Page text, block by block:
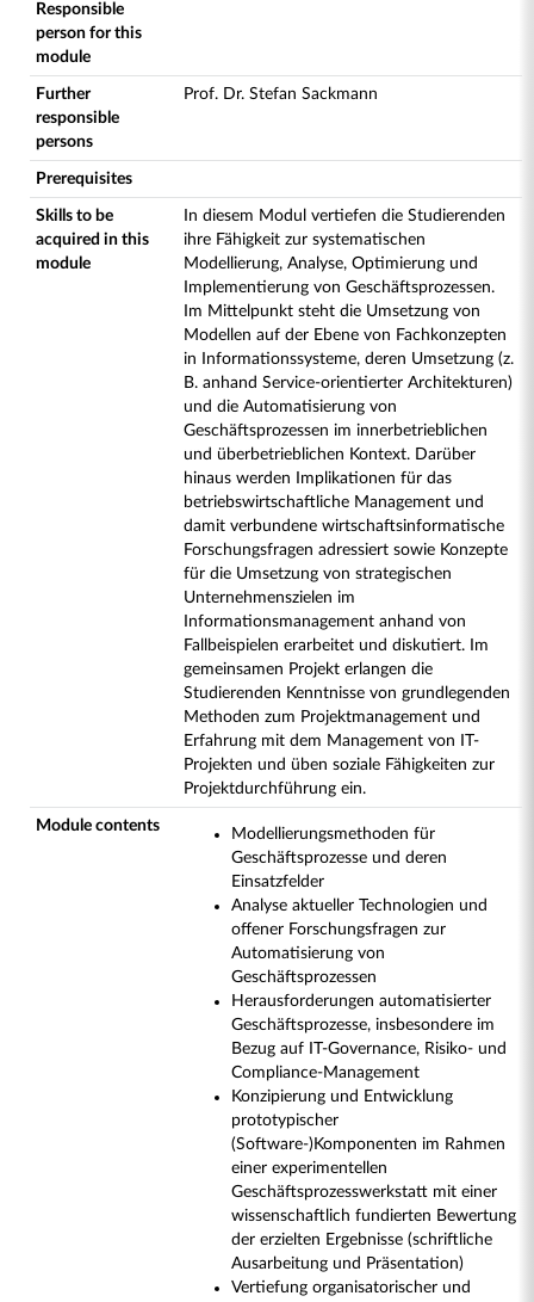
Responsible
person for this
module
Further
responsible
persons
Prof. Dr. Stefan Sackmann
Prerequisites
Skills to be
acquired in this
module
In diesem Modul vertiefen die Studierenden
ihre Fähigkeit zur systematischen
Modellierung, Analyse, Optimierung und
Implementierung von Geschäftsprozessen.
Im Mittelpunkt steht die Umsetzung von
Modellen auf der Ebene von Fachkonzepten
in Informationssysteme, deren Umsetzung (z.
B. anhand Service-orientierter Architekturen)
und die Automatisierung von
Geschäftsprozessen im innerbetrieblichen
und überbetrieblichen Kontext. Darüber
hinaus werden Implikationen für das
betriebswirtschaftliche Management und
damit verbundene wirtschaftsinformatische
Forschungsfragen adressiert sowie Konzepte
für die Umsetzung von strategischen
Unternehmenszielen im
Informationsmanagement anhand von
Fallbeispielen erarbeitet und diskutiert. Im
gemeinsamen Projekt erlangen die
Studierenden Kenntnisse von grundlegenden
Methoden zum Projektmanagement und
Erfahrung mit dem Management von IT-
Projekten und üben soziale Fähigkeiten zur
Projektdurchführung ein.
Module contents
Modellierungsmethoden für
Geschäftsprozesse und deren
Einsatzfelder
Analyse aktueller Technologien und
offener Forschungsfragen zur
Automatisierung von
Geschäftsprozessen
Herausforderungen automatisierter
Geschäftsprozesse, insbesondere im
Bezug auf IT-Governance, Risiko- und
Compliance-Management
Konzipierung und Entwicklung
prototypischer
(Software-)Komponenten im Rahmen
einer experimentellen
Geschäftsprozesswerkstatt mit einer
wissenschaftlich fundierten Bewertung
der erzielten Ergebnisse (schriftliche
Ausarbeitung und Präsentation)
Vertiefung organisatorischer und